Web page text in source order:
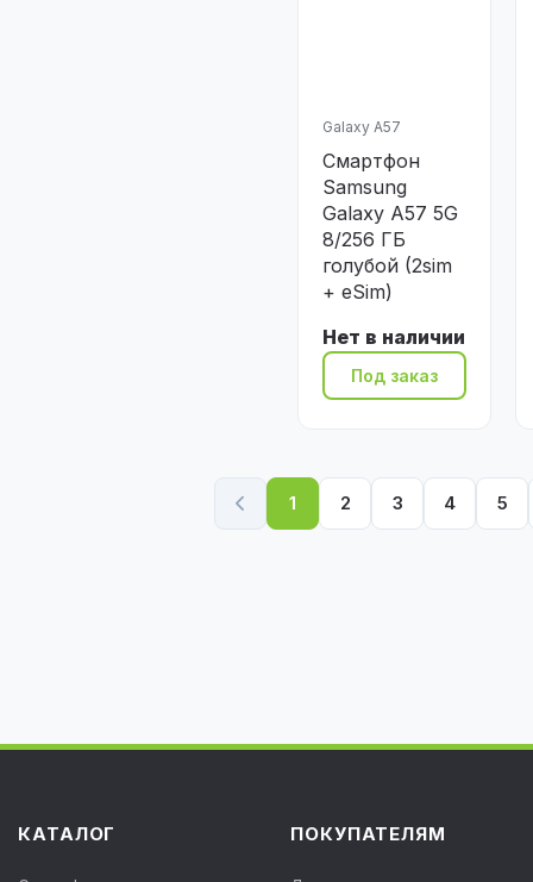
Galaxy A57
Смартфон
Samsung
Galaxy A57 5G
8/256 ГБ
голубой (2sim
+ eSim)
Нет в наличии
Под заказ
1 2 3 4 5
КАТАЛОГ ПОКУПАТЕЛЯМ